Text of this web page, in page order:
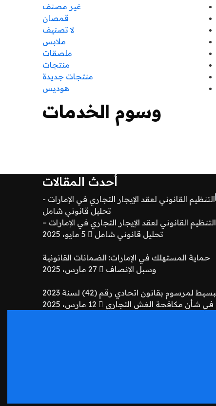
غير مصنف
قمصان
لا تصنيف
ملابس
ملصقات
منتجات
منتجات جديدة
هوديس
وسوم الخدمات
أحدث المقالات
التنظيم القانوني لعقد الإيجار التجاري في الإمارات –
تحليل قانوني شامل
حماية المستهلك في الإمارات: الضمانات القانونية
وسبل الإنصاف
تبسيط لمرسوم بقانون اتحادي رقم (42) لسنة 2023
في شأن مكافحة الغش التجاري